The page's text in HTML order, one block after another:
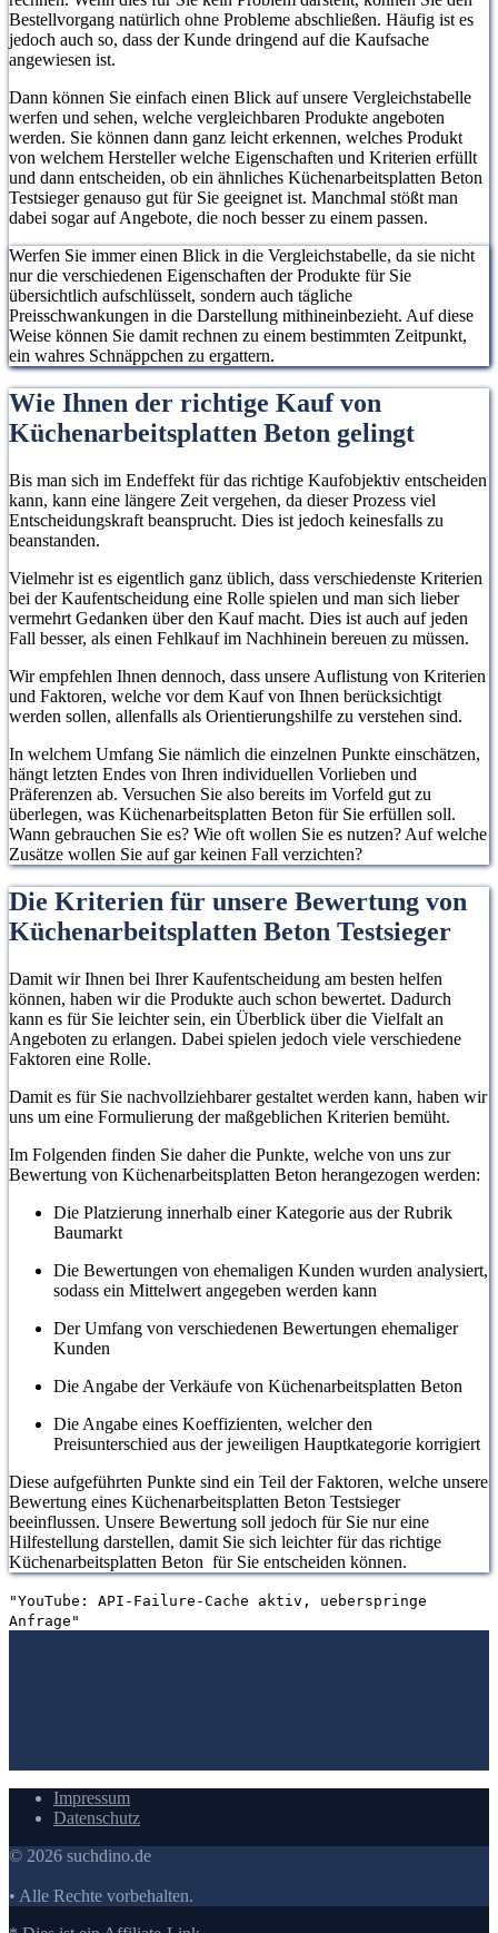
Bestellvorgang natürlich ohne Probleme abschließen. Häufig ist es
jedoch auch so, dass der Kunde dringend auf die Kaufsache
angewiesen ist.
Dann können Sie einfach einen Blick auf unsere Vergleichstabelle
werfen und sehen, welche vergleichbaren Produkte angeboten
werden. Sie können dann ganz leicht erkennen, welches Produkt
von welchem Hersteller welche Eigenschaften und Kriterien erfüllt
und dann entscheiden, ob ein ähnliches Küchenarbeitsplatten Beton
Testsieger genauso gut für Sie geeignet ist. Manchmal stößt man
dabei sogar auf Angebote, die noch besser zu einem passen.
Werfen Sie immer einen Blick in die Vergleichstabelle, da sie nicht
nur die verschiedenen Eigenschaften der Produkte für Sie
übersichtlich aufschlüsselt, sondern auch tägliche
Preisschwankungen in die Darstellung mithineinbezieht. Auf diese
Weise können Sie damit rechnen zu einem bestimmten Zeitpunkt,
ein wahres Schnäppchen zu ergattern.
Wie Ihnen der richtige Kauf von
Küchenarbeitsplatten Beton gelingt
Bis man sich im Endeffekt für das richtige Kaufobjektiv entscheiden
kann, kann eine längere Zeit vergehen, da dieser Prozess viel
Entscheidungskraft beansprucht. Dies ist jedoch keinesfalls zu
beanstanden.
Vielmehr ist es eigentlich ganz üblich, dass verschiedenste Kriterien
bei der Kaufentscheidung eine Rolle spielen und man sich lieber
vermehrt Gedanken über den Kauf macht. Dies ist auch auf jeden
Fall besser, als einen Fehlkauf im Nachhinein bereuen zu müssen.
Wir empfehlen Ihnen dennoch, dass unsere Auflistung von Kriterien
und Faktoren, welche vor dem Kauf von Ihnen berücksichtigt
werden sollen, allenfalls als Orientierungshilfe zu verstehen sind.
In welchem Umfang Sie nämlich die einzelnen Punkte einschätzen,
hängt letzten Endes von Ihren individuellen Vorlieben und
Präferenzen ab. Versuchen Sie also bereits im Vorfeld gut zu
überlegen, was Küchenarbeitsplatten Beton für Sie erfüllen soll.
Wann gebrauchen Sie es? Wie oft wollen Sie es nutzen? Auf welche
Zusätze wollen Sie auf gar keinen Fall verzichten?
Die Kriterien für unsere Bewertung von
Küchenarbeitsplatten Beton Testsieger
Damit wir Ihnen bei Ihrer Kaufentscheidung am besten helfen
können, haben wir die Produkte auch schon bewertet. Dadurch
kann es für Sie leichter sein, ein Überblick über die Vielfalt an
Angeboten zu erlangen. Dabei spielen jedoch viele verschiedene
Faktoren eine Rolle.
Damit es für Sie nachvollziehbarer gestaltet werden kann, haben wir
uns um eine Formulierung der maßgeblichen Kriterien bemüht.
Im Folgenden finden Sie daher die Punkte, welche von uns zur
Bewertung von Küchenarbeitsplatten Beton herangezogen werden:
Die Platzierung innerhalb einer Kategorie aus der Rubrik
Baumarkt
Die Bewertungen von ehemaligen Kunden wurden analysiert,
sodass ein Mittelwert angegeben werden kann
Der Umfang von verschiedenen Bewertungen ehemaliger
Kunden
Die Angabe der Verkäufe von Küchenarbeitsplatten Beton
Die Angabe eines Koeffizienten, welcher den
Preisunterschied aus der jeweiligen Hauptkategorie korrigiert
Diese aufgeführten Punkte sind ein Teil der Faktoren, welche unsere
Bewertung eines Küchenarbeitsplatten Beton Testsieger
beeinflussen. Unsere Bewertung soll jedoch für Sie nur eine
Hilfestellung darstellen, damit Sie sich leichter für das richtige
Küchenarbeitsplatten Beton für Sie entscheiden können.
"YouTube: API-Failure-Cache aktiv, ueberspringe
Anfrage"
Impressum
Datenschutz
© 2026 suchdino.de
• Alle Rechte vorbehalten.